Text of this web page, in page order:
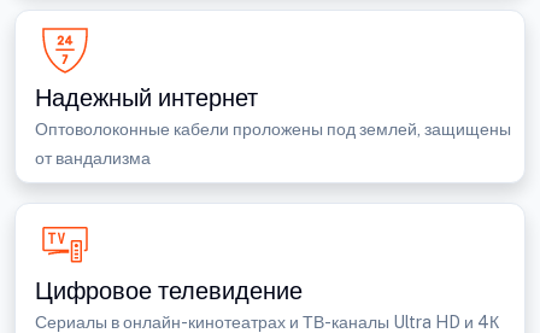
Надежный интернет
Оптоволоконные кабели проложены под землей, защищены
от вандализма
Цифровое телевидение
Сериалы в онлайн-кинотеатрах и ТВ-каналы Ultra HD и 4К